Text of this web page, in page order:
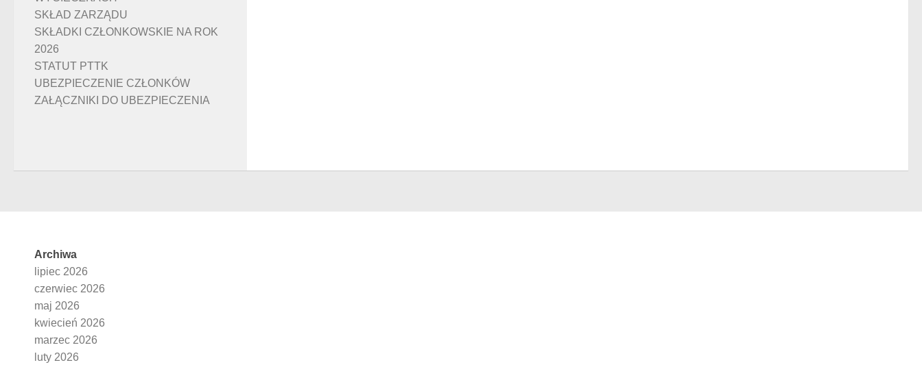
SKŁAD ZARZĄDU
SKŁADKI CZŁONKOWSKIE NA ROK
2026
STATUT PTTK
UBEZPIECZENIE CZŁONKÓW
ZAŁĄCZNIKI DO UBEZPIECZENIA
Archiwa
lipiec 2026
czerwiec 2026
maj 2026
kwiecień 2026
marzec 2026
luty 2026